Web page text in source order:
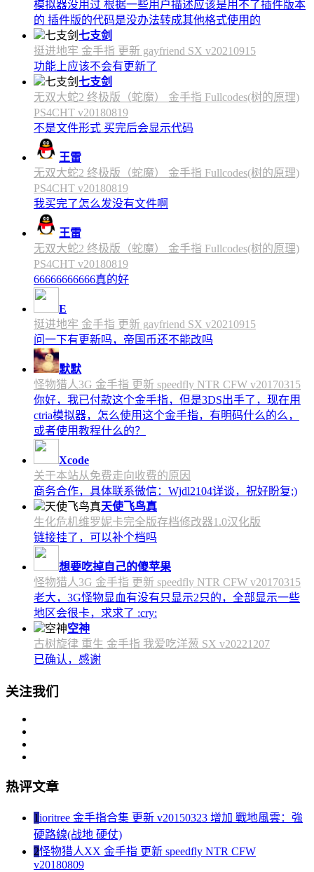
模拟器没用过 根据一些用户描述应该是用不了插件版本
的 插件版的代码是没办法转成其他格式使用的
七支剑
挺进地牢 金手指 更新 gayfriend SX v20210915
功能上应该不会有更新了
七支剑
无双大蛇2 终极版（蛇魔） 金手指 Fullcodes(树的原理)
PS4CHT v20180819
不是文件形式 买完后会显示代码
王雷
无双大蛇2 终极版（蛇魔） 金手指 Fullcodes(树的原理)
PS4CHT v20180819
我买完了怎么发没有文件啊
王雷
无双大蛇2 终极版（蛇魔） 金手指 Fullcodes(树的原理)
PS4CHT v20180819
66666666666真的好
E
挺进地牢 金手指 更新 gayfriend SX v20210915
问一下有更新吗，帝国币还不能改吗
默默
怪物猎人3G 金手指 更新 speedfly NTR CFW v20170315
你好，我已付款这个金手指，但是3DS出手了，现在用
ctria模拟器，怎么使用这个金手指，有明码什么的么，
或者使用教程什么的？
Xcode
关于本站从免费走向收费的原因
商务合作，具体联系微信：Wjdl2104详谈，祝好盼复;)
天使飞鸟真
生化危机维罗妮卡完全版存档修改器1.0汉化版
链接挂了，可以补个档吗
想要吃掉自己的傻苹果
怪物猎人3G 金手指 更新 speedfly NTR CFW v20170315
老大，3G怪物显血有没有只显示2只的，全部显示一些
地区会很卡，求求了 :cry:
空神
古树旋律 重生 金手指 我爱吃洋葱 SX v20221207
已确认，感谢
关注我们
热评文章
1ioritree 金手指合集 更新 v20150323 增加 戰地風雲：強
硬路線(战地 硬仗)
2怪物猎人XX 金手指 更新 speedfly NTR CFW
v20180809